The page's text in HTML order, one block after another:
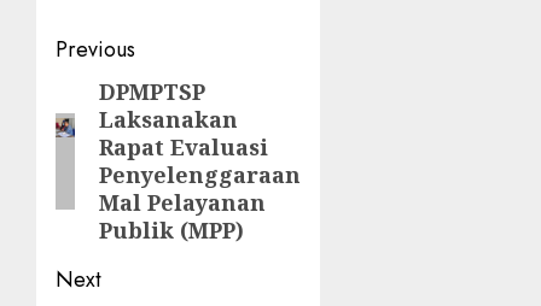
Post
navigation
Previous
Previous
post:
DPMPTSP
Laksanakan
Rapat Evaluasi
Penyelenggaraan
Mal Pelayanan
Publik (MPP)
Next